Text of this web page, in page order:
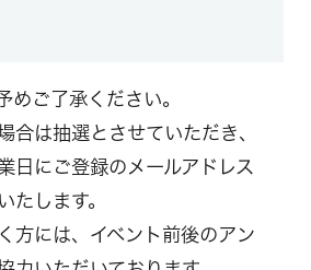
めご了承ください。
合は抽選とさせていただき、
日にご登録のメールアドレス
たします。
方には、イベント前後のアン